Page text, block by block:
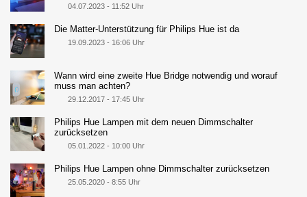
04.07.2023 - 11:52 Uhr
Die Matter-Unterstützung für Philips Hue ist da
19.09.2023 - 16:06 Uhr
Wann wird eine zweite Hue Bridge notwendig und worauf
muss man achten?
29.12.2017 - 17:45 Uhr
Philips Hue Lampen mit dem neuen Dimmschalter
zurücksetzen
05.01.2022 - 10:00 Uhr
Philips Hue Lampen ohne Dimmschalter zurücksetzen
25.05.2020 - 8:55 Uhr